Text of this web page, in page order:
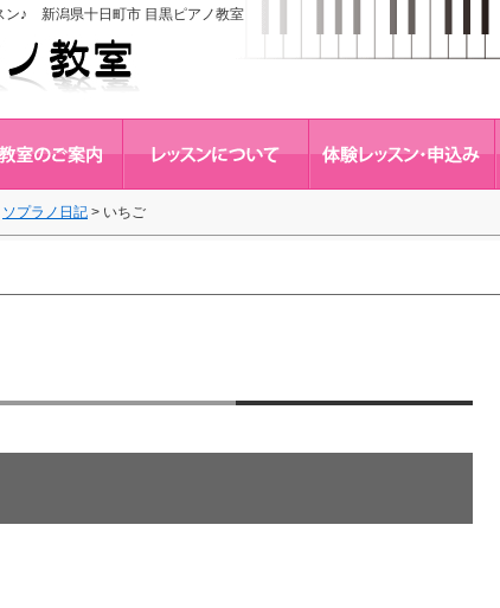
ン♪ 新潟県十日町市 目黒ピアノ教室
ソプラノ日記 > いちご